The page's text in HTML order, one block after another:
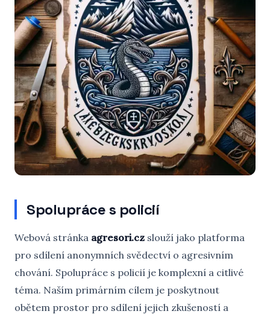
Spolupráce s policií
Webová stránka agresori.cz slouží jako platforma
pro sdílení anonymních svědectví o agresivním
chování. Spolupráce s policií je komplexní a citlivé
téma. Naším primárním cílem je poskytnout
obětem prostor pro sdílení jejich zkušeností a